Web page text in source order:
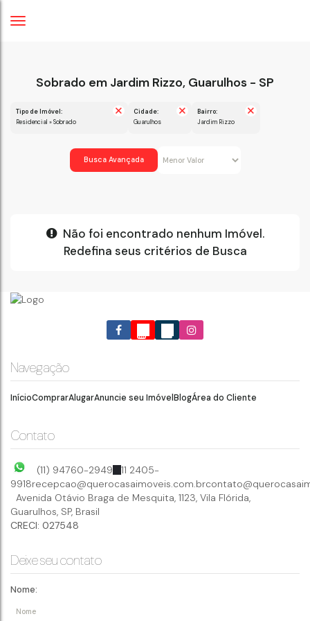
Sobrado em Jardim Rizzo, Guarulhos - SP
Tipo de Imóvel:
Residencial » Sobrado
Cidade:
Guarulhos
Bairro:
Jardim Rizzo
Busca Avançada
Não foi encontrado nenhum Imóvel.
Redefina seus critérios de Busca
Navegação
InícioComprarAlugarAnuncie seu ImóvelBlogÁrea do Cliente
Contato
(11) 94760-2949
11 2405-
9918recepcao@querocasaimoveis.com.br
Avenida Otávio Braga de Mesquita, 1123, Vila Flórida,
Guarulhos, SP, Brasil
CRECI: 027548
Deixe seu contato
Nome: